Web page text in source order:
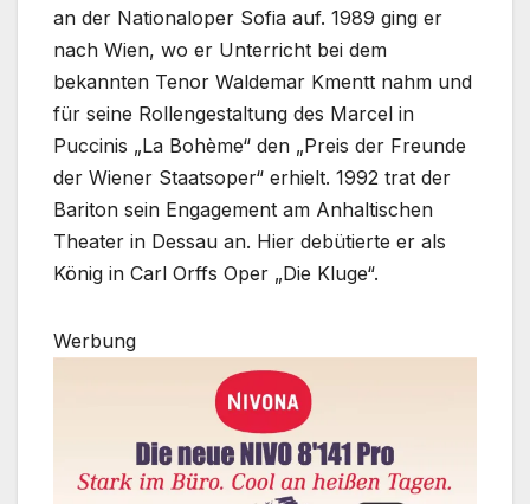
an der Nationaloper Sofia auf. 1989 ging er
nach Wien, wo er Unterricht bei dem
bekannten Tenor Waldemar Kmentt nahm und
für seine Rollengestaltung des Marcel in
Puccinis „La Bohème“ den „Preis der Freunde
der Wiener Staatsoper“ erhielt. 1992 trat der
Bariton sein Engagement am Anhaltischen
Theater in Dessau an. Hier debütierte er als
König in Carl Orffs Oper „Die Kluge“.
Werbung